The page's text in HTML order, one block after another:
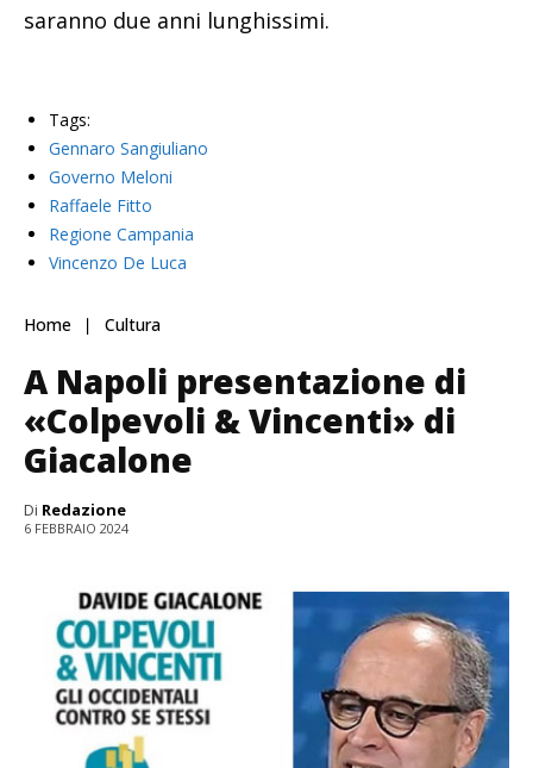
saranno due anni lunghissimi.
Tags:
Gennaro Sangiuliano
Governo Meloni
Raffaele Fitto
Regione Campania
Vincenzo De Luca
Home Cultura
A Napoli presentazione di
«Colpevoli & Vincenti» di
Giacalone
Di Redazione
6 FEBBRAIO 2024